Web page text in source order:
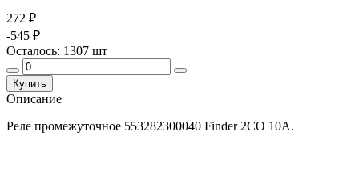
272 ₽
-545 ₽
Осталось: 1307 шт
Купить
Описание
Реле промежуточное 553282300040 Finder 2CO 10A.